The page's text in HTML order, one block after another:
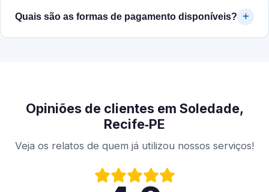
Quais são as formas de pagamento disponíveis?
Opiniões de clientes em Soledade,
Recife‑PE
Veja os relatos de quem já utilizou nossos serviços!